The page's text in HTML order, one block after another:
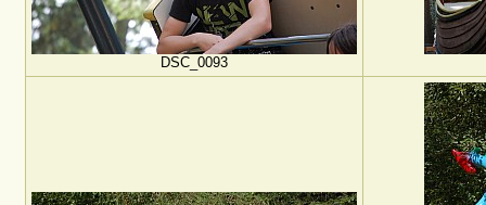
DSC_0093